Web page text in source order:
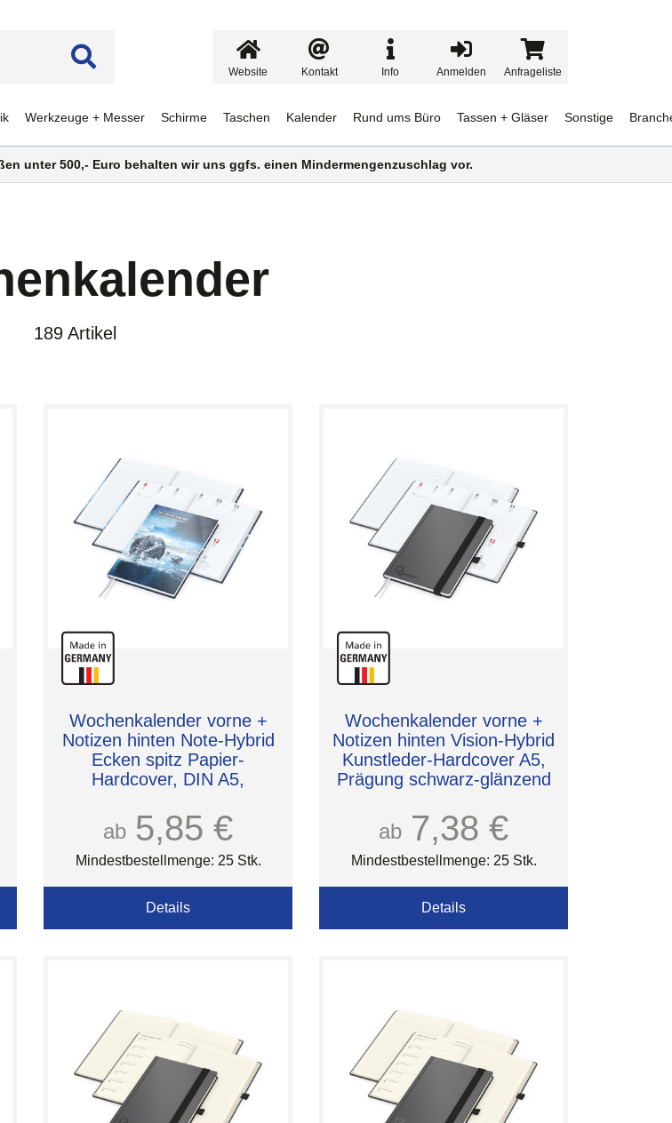
Werkzeuge + Messer Schirme Taschen Kalender Rund ums Büro Tassen + Gläser Sonstige
Website Kontakt Info Anmelden Anfrageliste
unter 500,- Euro behalten wir uns ggfs. einen Mindermengenzuschlag vor.
189 Artikel
Wochenkalender vorne +
Notizen hinten Note-Hybrid
Ecken spitz Papier-
Hardcover, DIN A5,
ab 5,85 €
Mindestbestellmenge: 25 Stk.
Details
Wochenkalender vorne +
Notizen hinten Vision-Hybrid
Kunstleder-Hardcover A5,
Prägung schwarz-glänzend
ab 7,38 €
Mindestbestellmenge: 25 Stk.
Details